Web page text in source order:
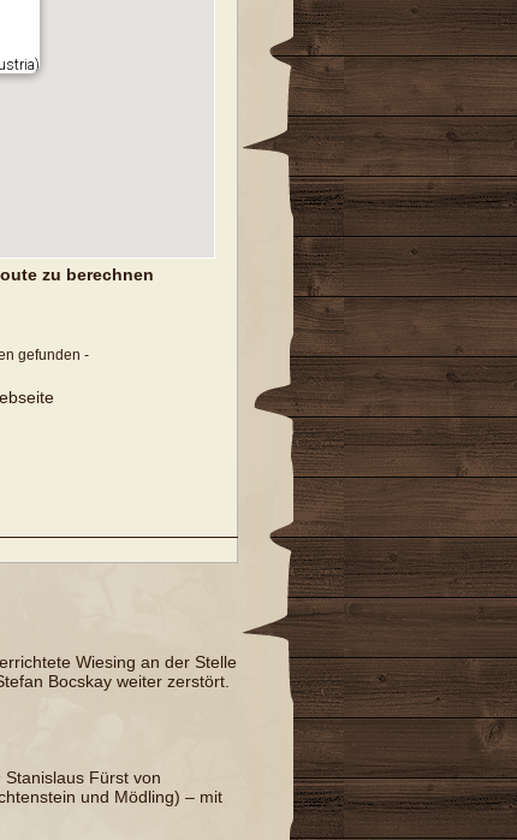
zu berechnen
gefunden -
Wiesing an der Stelle
Bocskay weiter zerstört.
Stanislaus Fürst von
und Mödling) – mit